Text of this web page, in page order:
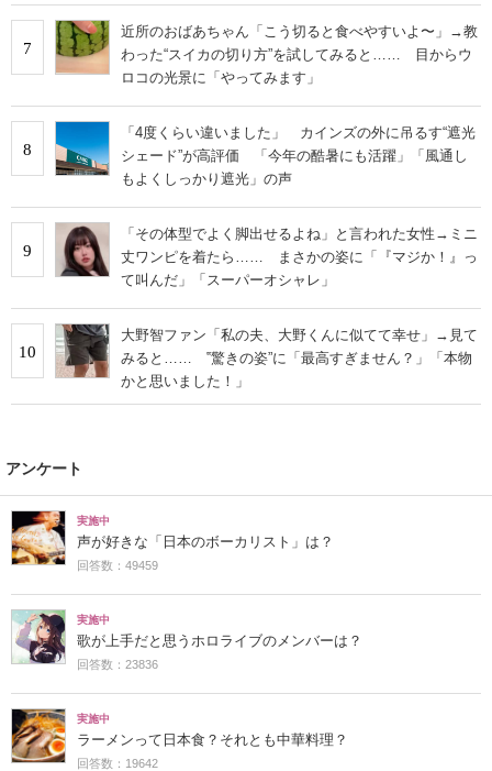
7
近所のおばあちゃん「こう切ると食べやすいよ〜」→教
わった“スイカの切り方”を試してみると…… 目からウ
ロコの光景に「やってみます」
8
「4度くらい違いました」 カインズの外に吊るす“遮光
シェード”が高評価 「今年の酷暑にも活躍」「風通し
もよくしっかり遮光」の声
9
「その体型でよく脚出せるよね」と言われた女性→ミニ
丈ワンピを着たら…… まさかの姿に「『マジか！』っ
て叫んだ」「スーパーオシャレ」
10
大野智ファン「私の夫、大野くんに似てて幸せ」→見て
みると…… ‟驚きの姿”に「最高すぎません？」「本物
かと思いました！」
アンケート
実施中
声が好きな「日本のボーカリスト」は？
回答数：49459
実施中
歌が上手だと思うホロライブのメンバーは？
回答数：23836
実施中
ラーメンって日本食？それとも中華料理？
回答数：19642